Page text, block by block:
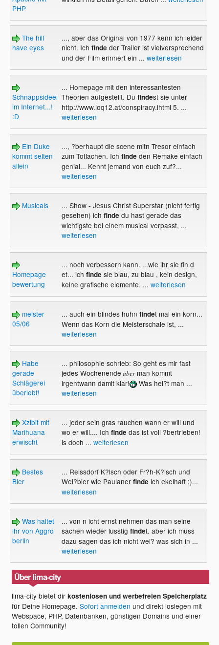
PHP
The hill
have eyes
..., aber das Original von 1977 kenn ich leider
nicht. Ich finde der Trailer ist vielversprechend
und der Film erinnert ein ... weiterlesen
Schnappsideen
im Internet...!
:D
... Homepage mit den interessantesten
Theorien aufgestellt. Du findest sie unter
http://www.loq12.at/conspiracy.ihtml 5. ...
weiterlesen
Ein Duke
kommt selten
allein
..., ?berhaupt die scene mitn Tresor einfach
zum Totlachen. Ich finde den Remake einfach
genial... Kennt jemand von euch zuf?...
weiterlesen
Musicals
... Show - Jesus Christ Superstar (nicht fertig
gesehen) ich finde du hast gerade das
wichtigste bei einem musical verpasst, ...
weiterlesen
Homepage
bewertung
... noch verbessern kann. ...wie ihr sie fin d
et... ich finde sie blau, zu blau , kein design,
keine grafische elemente, ... weiterlesen
meister
05/06
... auch ein blindes huhn findet mal ein korn...
Wenn das Korn die Meisterschale ist, ...
weiterlesen
Habe
gerade
Schlägerei
überlebt!
... philosophie schrieb: So geht es mir fast
jedes Wochenende aberman kommt
irgentwann damit klar!
Was hei?t man ...
weiterlesen
Xzibit mit
Marihuana
erwischt
... jeder sein gras rauchen wann er will und
wo er will.... Ich finde das ist voll ?bertrieben!
is doch ... weiterlesen
Bestes
Bier
... Reissdorf K?lsch oder Fr?h-K?lsch und
Wei?bier wie Paulanerfinde ich ekelhaft ;)...
weiterlesen
Was haltet
ihr von Aggro
berlin
... von n icht ernst nehmen das man seine
sachen wieder lusstig findet. aber ich muss
dazu sagen das ich nicht wei? was sich in ...
weiterlesen
Über lima-city
lima-city bietet dirkostenlosen und werbefreien Speicherplatz
für Deine Homepage.Sofort anmelden und direkt loslegen mit
Webspace, PHP, Datenbanken, günstigen Domains und einer
tollen Community!